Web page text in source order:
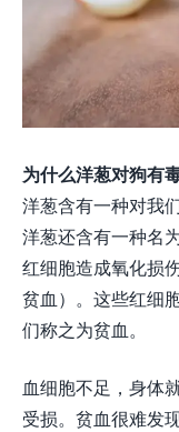
为什么洋葱对狗有
洋葱含有一种对我
洋葱还含有一种名
红细胞造成氧化损
贫血）。这些红细
们称之为贫血。
血细胞不足，身体
受损。贫血很难发